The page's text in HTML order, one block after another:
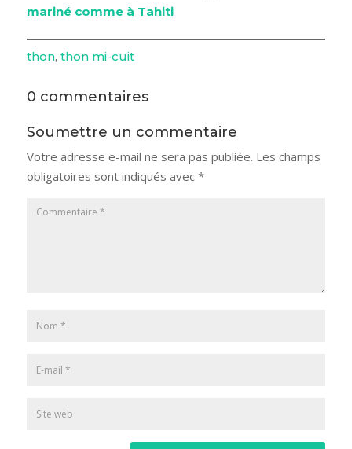
mariné comme à Tahiti
thon, thon mi-cuit
0 commentaires
Soumettre un commentaire
Votre adresse e-mail ne sera pas publiée. Les champs
obligatoires sont indiqués avec *